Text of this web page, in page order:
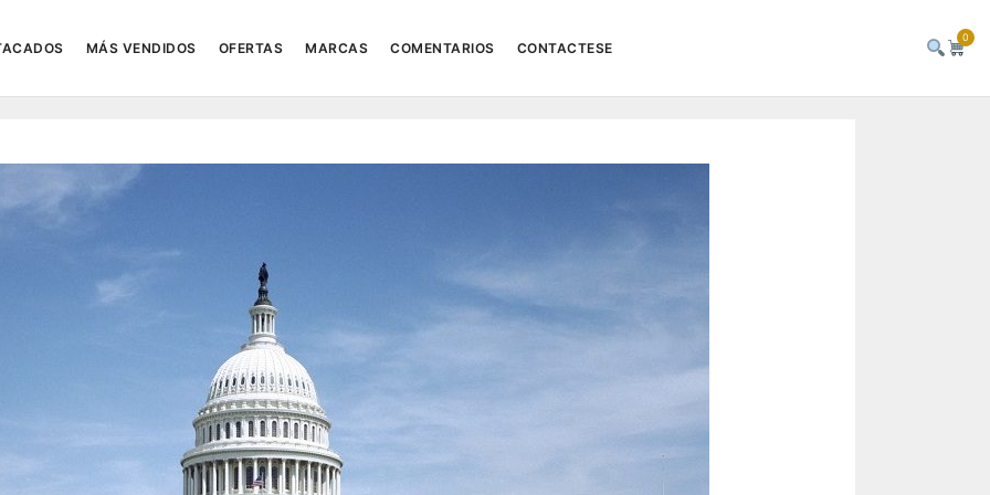
MÁS VENDIDOS OFERTAS MARCAS COMENTARIOS CONTACTESE
0